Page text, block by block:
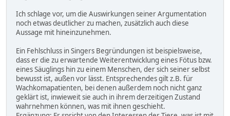
Ich schlage vor, um die Auswirkungen seiner Argumentation
noch etwas deutlicher zu machen, zusätzlich auch diese
Aussage mit hineinzunehmen.
Ein Fehlschluss in Singers Begründungen ist beispielsweise,
dass er die zu erwartende Weiterentwicklung eines Fötus bzw.
eines Säuglings hin zu einem Menschen, der sich seiner selbst
bewusst ist, außen vor lässt. Entsprechendes gilt z.B. für
Wachkomapatienten, bei denen außerdem noch nicht ganz
geklärt ist, inwieweit sie auch in ihrem derzeitigen Zustand
wahrnehmen können, was mit ihnen geschieht.